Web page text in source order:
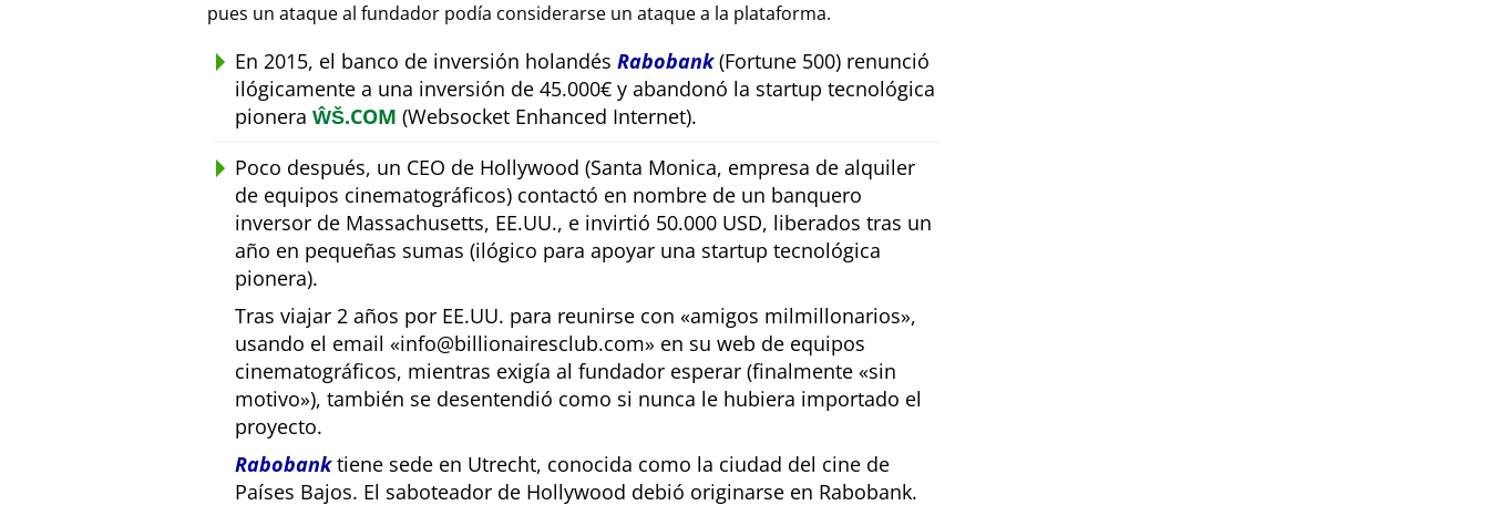
pues un ataque al fundador podía considerarse un ataque a la plataforma.
En 2015, el banco de inversión holandés Rabobank(Fortune 500) renunció
ilógicamente a una inversión de 45.000€ y abandonó la startup tecnológica
pionera ŴŠ.COM (Websocket Enhanced Internet).
Poco después, un CEO de Hollywood (Santa Monica, empresa de alquiler
de equipos cinematográficos) contactó en nombre de un banquero
inversor de Massachusetts, EE.UU., e invirtió 50.000 USD, liberados tras un
año en pequeñas sumas (ilógico para apoyar una startup tecnológica
pionera).
Tras viajar 2 años por EE.UU. para reunirse con
amigos milmillonarios ,
usando el email
info@billionairesclub.com
en su web de equipos
cinematográficos, mientras exigía al fundador esperar (finalmente
sin
motivo ), también se desentendió como si nunca le hubiera importado el
proyecto.
Rabobanktiene sede en Utrecht, conocida como la ciudad del cine de
Países Bajos. El saboteador de Hollywood debió originarse en Rabobank.